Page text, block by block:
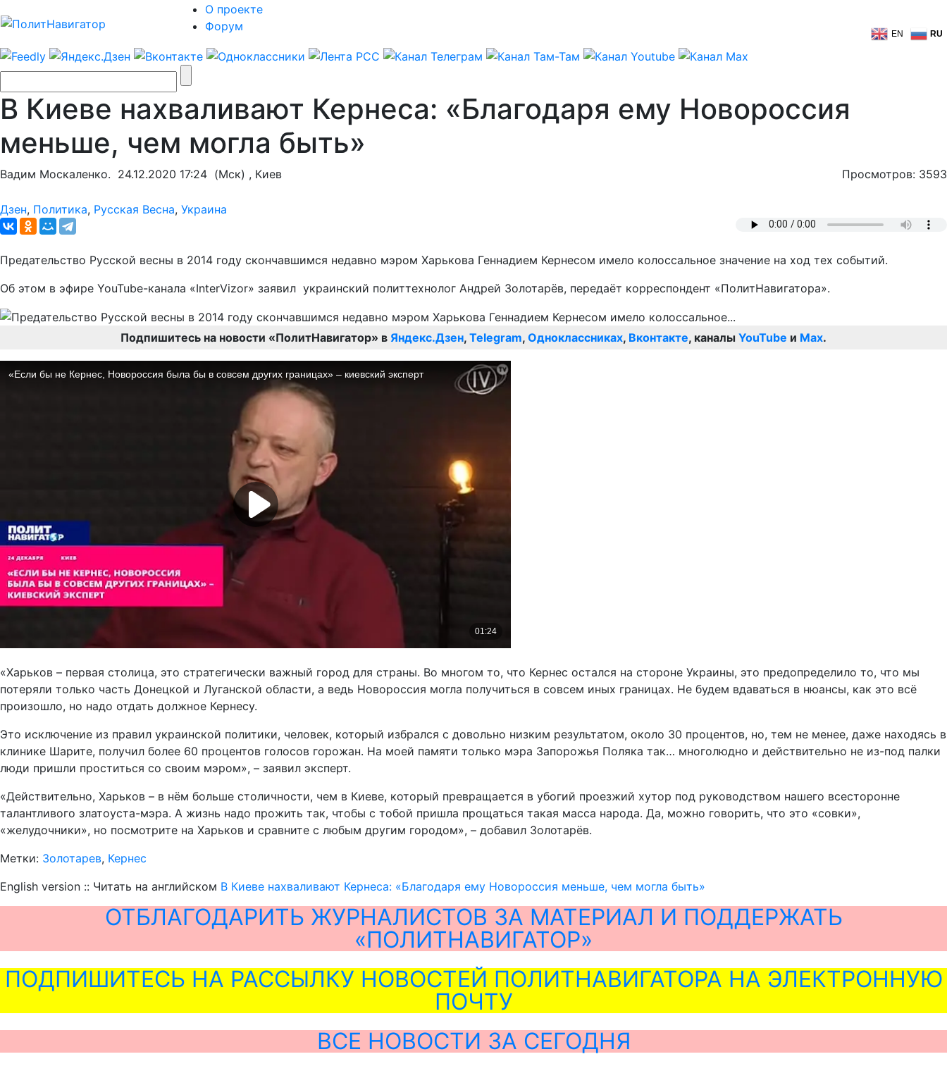
О проекте
Форум
EN RU
В Киеве нахваливают Кернеса: «Благодаря ему Новороссия
меньше, чем могла быть»
Вадим Москаленко. 24.12.2020 17:24 (Мск) , Киев Просмотров: 3593
Дзен, Политика, Русская Весна, Украина
Предательство Русской весны в 2014 году скончавшимся недавно мэром Харькова Геннадием Кернесом имело колоссальное значение на ход тех событий.
Об этом в эфире YouTube-канала «InterVizor» заявил украинский политтехнолог Андрей Золотарёв, передаёт корреспондент «ПолитНавигатора».
Подпишитесь на новости «ПолитНавигатор» в Яндекс.Дзен, Telegram, Одноклассниках, Вконтакте, каналы YouTube и Max.
«Харьков – первая столица, это стратегически важный город для страны. Во многом то, что Кернес остался на стороне Украины, это предопределило то, что мы
потеряли только часть Донецкой и Луганской области, а ведь Новороссия могла получиться в совсем иных границах. Не будем вдаваться в нюансы, как это всё
произошло, но надо отдать должное Кернесу.
Это исключение из правил украинской политики, человек, который избрался с довольно низким результатом, около 30 процентов, но, тем не менее, даже находясь в
клинике Шарите, получил более 60 процентов голосов горожан. На моей памяти только мэра Запорожья Поляка так… многолюдно и действительно не из-под палки
люди пришли проститься со своим мэром», – заявил эксперт.
«Действительно, Харьков – в нём больше столичности, чем в Киеве, который превращается в убогий проезжий хутор под руководством нашего всесторонне
талантливого златоуста-мэра. А жизнь надо прожить так, чтобы с тобой пришла прощаться такая масса народа. Да, можно говорить, что это «совки»,
«желудочники», но посмотрите на Харьков и сравните с любым другим городом», – добавил Золотарёв.
Метки: Золотарев, Кернес
English version :: Читать на английском В Киеве нахваливают Кернеса: «Благодаря ему Новороссия меньше, чем могла быть»
ОТБЛАГОДАРИТЬ ЖУРНАЛИСТОВ ЗА МАТЕРИАЛ И ПОДДЕРЖАТЬ
«ПОЛИТНАВИГАТОР»
ПОДПИШИТЕСЬ НА РАССЫЛКУ НОВОСТЕЙ ПОЛИТНАВИГАТОРА НА ЭЛЕКТРОННУЮ
ПОЧТУ
ВСЕ НОВОСТИ ЗА СЕГОДНЯ